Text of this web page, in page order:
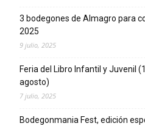
3 bodegones de Almagro para
2025
9 julio, 2025
Feria del Libro Infantil y Juvenil
agosto)
7 julio, 2025
Bodegonmania Fest, edición